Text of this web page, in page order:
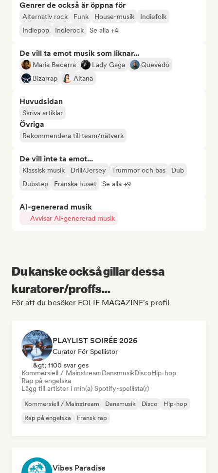
Genrer de också är öppna för
Alternativ rock Funk House-musik
Indiefolk
Indiepop
Indierock Se alla +4
De vill ta emot musik som liknar...
Maria Becerra Lady Gaga
Quevedo
Bizarrap
Aitana
Huvudsidan
Skriva artiklar
Övriga
Rekommendera till team/nätverk
De vill inte ta emot...
Klassisk musik Drill/Jersey Trummor och bas
Dub
Dubstep
Franska huset Se alla +9
AI-genererad musik
Avvisar AI-genererad musik
Du kanske också gillar dessa
kuratorer/proffs...
För att du besöker FOLIE MAGAZINE's profil
PLAYLIST SOIRÉE 2026
Curator För Spellistor
&gt; 1100 svar ges
Kommersiell / MainstreamDansmusikDiscoHip-hop
Rap på engelska
Lägg till artister i min(a) Spotify-spellista(r)
Kommersiell / Mainstream Dansmusik Disco
Hip-hop
Rap på engelska
Fransk rap
Vibes Paradise